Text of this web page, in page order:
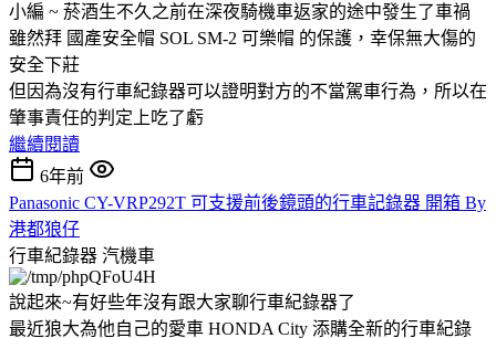
小編 ~ 菸酒生不久之前在深夜騎機車返家的途中發生了車禍
雖然拜 國產安全帽 SOL SM-2 可樂帽 的保護，幸保無大傷的
安全下莊
但因為沒有行車紀錄器可以證明對方的不當駕車行為，所以在
肇事責任的判定上吃了虧
繼續閱讀
6年前
Panasonic CY-VRP292T 可支援前後鏡頭的行車記錄器 開箱 By
港都狼仔
行車紀錄器 汽機車
說起來~有好些年沒有跟大家聊行車紀錄器了
最近狼大為他自己的愛車 HONDA City 添購全新的行車紀錄